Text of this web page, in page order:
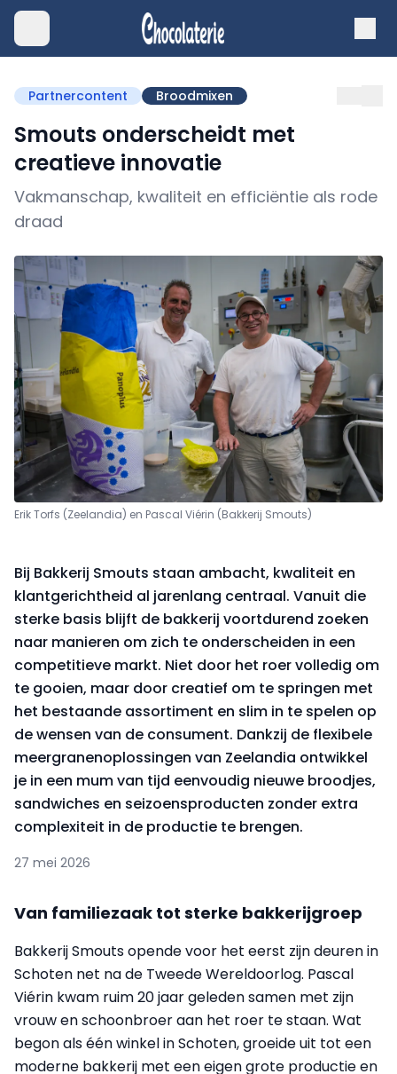
Partnercontent Broodmixen
Smouts onderscheidt met
creatieve innovatie
Vakmanschap, kwaliteit en efficiëntie als rode
draad
Erik Torfs (Zeelandia) en Pascal Viérin (Bakkerij Smouts)
Bij Bakkerij Smouts staan ambacht, kwaliteit en
klantgerichtheid al jarenlang centraal. Vanuit die
sterke basis blijft de bakkerij voortdurend zoeken
naar manieren om zich te onderscheiden in een
competitieve markt. Niet door het roer volledig om
te gooien, maar door creatief om te springen met
het bestaande assortiment en slim in te spelen op
de wensen van de consument. Dankzij de flexibele
meergranenoplossingen van Zeelandia ontwikkel
je in een mum van tijd eenvoudig nieuwe broodjes,
sandwiches en seizoensproducten zonder extra
complexiteit in de productie te brengen.
27 mei 2026
Van familiezaak tot sterke bakkerijgroep
Bakkerij Smouts opende voor het eerst zijn deuren in
Schoten net na de Tweede Wereldoorlog. Pascal
Viérin kwam ruim 20 jaar geleden samen met zijn
vrouw en schoonbroer aan het roer te staan. Wat
begon als één winkel in Schoten, groeide uit tot een
moderne bakkerij met een eigen grote productie en